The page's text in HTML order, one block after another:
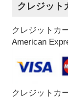
クレジット
クレジットカ
American
クレジットカ